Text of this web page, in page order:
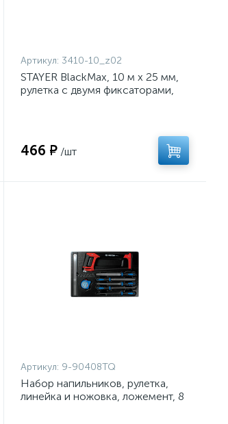
Артикул: 3410-10_z02
STAYER BlackMax, 10 м х 25 мм,
рулетка с двумя фиксаторами,
466 ₽ /шт
Артикул: 9-90408TQ
Набор напильников, рулетка,
линейка и ножовка, ложемент, 8